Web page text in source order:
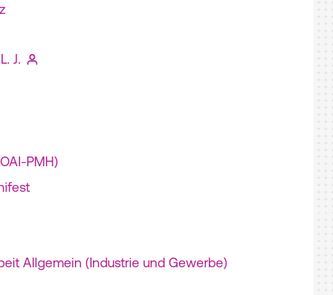
J.
PMH)
Allgemein (Industrie und Gewerbe)